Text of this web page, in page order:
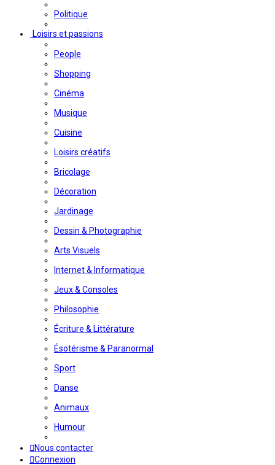
Politique
Loisirs et passions
People
Shopping
Cinéma
Musique
Cuisine
Loisirs créatifs
Bricolage
Décoration
Jardinage
Dessin & Photographie
Arts Visuels
Internet & Informatique
Jeux & Consoles
Philosophie
Écriture & Littérature
Ésotérisme & Paranormal
Sport
Danse
Animaux
Humour
Nous contacter
Connexion